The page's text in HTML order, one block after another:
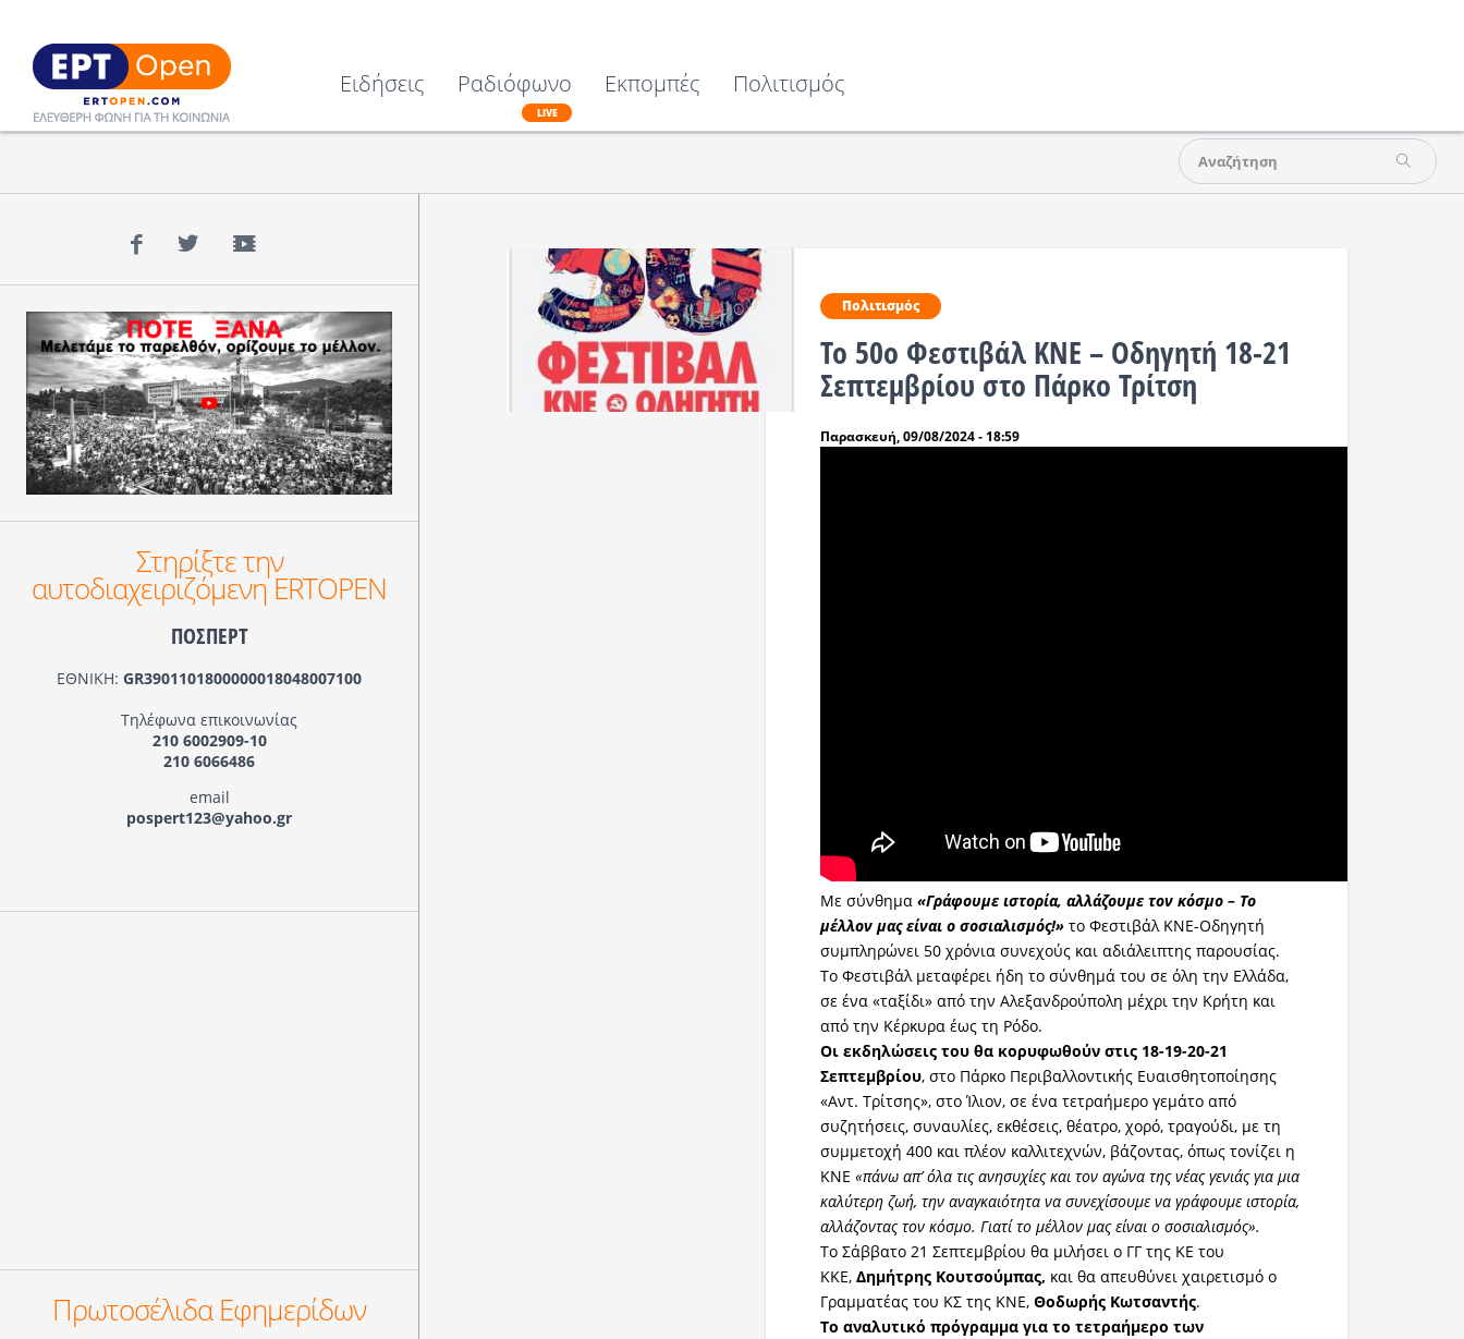
Ειδήσεις Ραδιόφωνο
LIVE
Εκπομπές Πολιτισμός
Πολιτισμός
Το 50ο Φεστιβάλ ΚΝΕ – Οδηγητή 18-21
Σεπτεμβρίου στο Πάρκο Τρίτση
Παρασκευή, 09/08/2024 - 18:59
Με σύνθημα«Γράφουμε ιστορία, αλλάζουμε τον κόσμο – Το
μέλλον μας είναι ο σοσιαλισμός!» το Φεστιβάλ ΚΝΕ-Οδηγητή
συμπληρώνει 50 χρόνια συνεχούς και αδιάλειπτης παρουσίας.
Το Φεστιβάλ μεταφέρει ήδη το σύνθημά του σε όλη την Ελλάδα,
σε ένα «ταξίδι» από την Αλεξανδρούπολη μέχρι την Κρήτη και
από την Κέρκυρα έως τη Ρόδο.
Οι εκδηλώσεις του θα κορυφωθούν στις 18-19-20-21
Σεπτεμβρίου, στο Πάρκο Περιβαλλοντικής Ευαισθητοποίησης
«Αντ. Τρίτσης», στο Ίλιον, σε ένα τετραήμερο γεμάτο από
συζητήσεις, συναυλίες, εκθέσεις, θέατρο, χορό, τραγούδι, με τη
συμμετοχή 400 και πλέον καλλιτεχνών, βάζοντας, όπως τονίζει η
ΚΝΕ «πάνω απ’ όλα τις ανησυχίες και τον αγώνα της νέας γενιάς για μια
καλύτερη ζωή, την αναγκαιότητα να συνεχίσουμε να γράφουμε ιστορία,
αλλάζοντας τον κόσμο. Γιατί το μέλλον μας είναι ο σοσιαλισμός».
Το Σάββατο 21 Σεπτεμβρίου θα μιλήσει ο ΓΓ της ΚΕ του
ΚΚΕ,Δημήτρης Κουτσούμπας, και θα απευθύνει χαιρετισμό ο
Γραμματέας του ΚΣ της ΚΝΕ,Θοδωρής Κωτσαντής.
Το αναλυτικό πρόγραμμα για το τετραήμερο των
Facebook
TwitterYouTube
Στηρίξτε την
αυτοδιαχειριζόμενη ERTOPEN
ΠΟΣΠΕΡΤ
ΕΘΝΙΚΗ: GR3901101800000018048007100
Τηλέφωνα επικοινωνίας
210 6002909-10
210 6066486
email
pospert123@yahoo.gr
Πρωτοσέλιδα Εφημερίδων